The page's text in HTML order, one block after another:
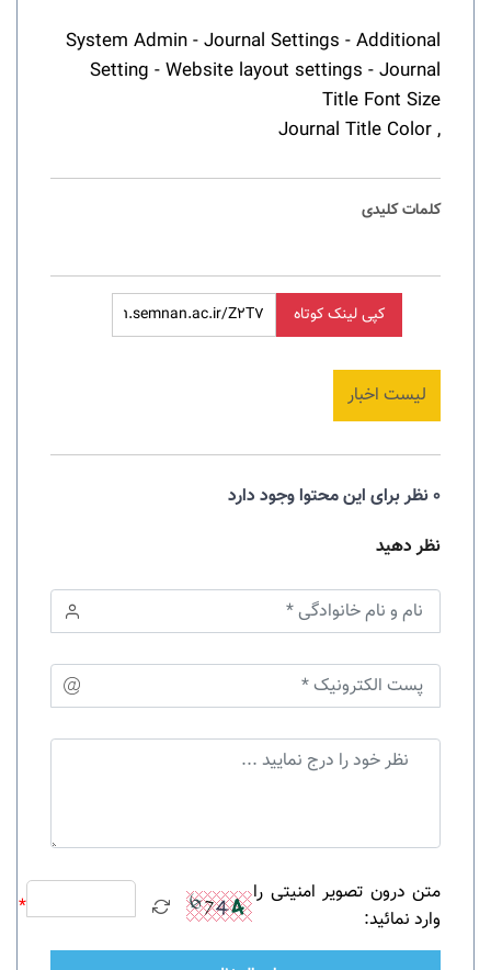
System Admin - Journal Settings - Additional
Setting - Website layout settings - Journal
Title Font Size
, Journal Title Color
کلمات کلیدی
کپی لینک کوتاه
لیست اخبار
0 نظر برای این محتوا وجود دارد
نظر دهید
متن درون تصویر امنیتی را
وارد نمائید:
*